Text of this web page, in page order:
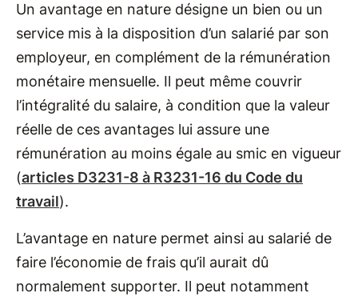
Un avantage en nature désigne un bien ou un
service mis à la disposition d’un salarié par son
employeur, en complément de la rémunération
monétaire mensuelle. Il peut même couvrir
l’intégralité du salaire, à condition que la valeur
réelle de ces avantages lui assure une
rémunération au moins égale au smic en vigueur
(articles D3231-8 à R3231-16 du Code du
travail).
L’avantage en nature permet ainsi au salarié de
faire l’économie de frais qu’il aurait dû
normalement supporter. Il peut notamment